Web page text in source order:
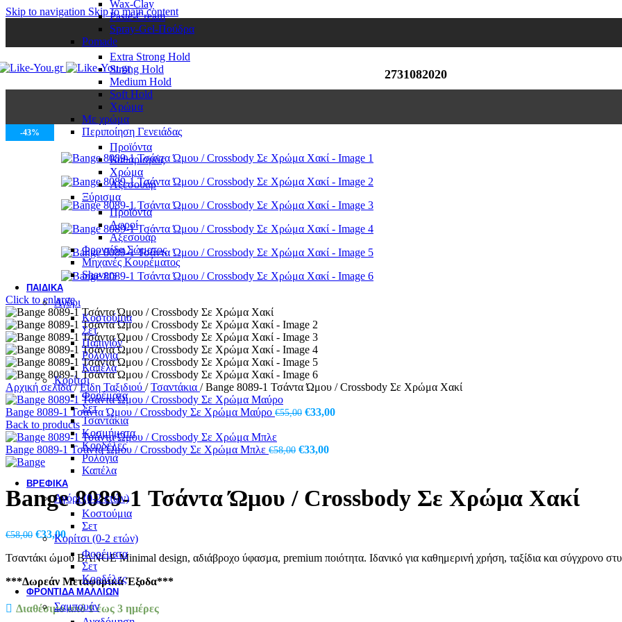
Skip to navigation Skip to main content
2731082020
Wax-Clay
Paste-Cream
Spray-Gel-Πούδρα
Pomade
Extra Strong Hold
Strong Hold
Medium Hold
Soft Hold
Χρώμα
Με χρώμα
Περιποίηση Γενειάδας
Προϊόντα
Καθαρισμός
Χρώμα
Αξεσουάρ
Ξύρισμα
Προϊόντα
Αφροί
Αξεσουάρ
Φροντίδα Σώματος
Μηχανές Κουρέματος
Shavers
ΠΑΙΔΙΚΆ
Αγόρι
Κοστούμια
Σετ
Παπιγιόν
Ρολόγια
Καπέλα
Κορίτσι
Φορέματα
Σετ
Τσαντάκια
Κοσμήματα
Κορδέλες
Ρολόγια
Καπέλα
ΒΡΕΦΙΚΆ
Αγόρι (0-2 ετών)
Κοστούμια
Σετ
Κορίτσι (0-2 ετών)
Φορέματα
Σετ
Κορδέλες
ΦΡΟΝΤΙΔΑ ΜΑΛΛΙΩΝ
Σαμπουάν
-43%
Click to enlarge
Αρχική σελίδα/ Είδη Ταξιδιού / Τσαντάκια / Bange 8089-1 Τσάντα Ώμου / Crossbody Σε Χρώμα Χακί
Bange 8089-1 Τσάντα Ώμου / Crossbody Σε Χρώμα Μαύρο €55,00 Original
€55,00.
€33,00Η
Back to products
Bange 8089-1 Τσάντα Ώμου / Crossbody Σε Χρώμα Μπλε €58,00 Original
€33,00Η
€33,00.
Bange 8089-1 Τσάντα Ώμου / Crossbody Σε Χρώμα Χακί
€58,00 Original
price
was:
€33,00Η
τρέχουσα
τιμή
είναι:
€33,00.
Τσαντάκι ώμου BANGE Minimal design, αδιάβροχο ύφασμα, premium ποιότητα. Ιδανικό για καθημερινή χρήση, ταξίδια και σύγχρονο
***Δωρεάν Μεταφορικά Έξοδα***
Διαθέσιμο από 1 έως 3 ημέρες